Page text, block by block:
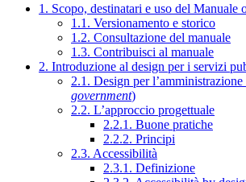
1. Scopo, destinatari e uso del Manuale
1.1. Versionamento e storico
1.2. Consultazione del manuale
1.3. Contribuisci al manuale
2. Introduzione al design per i servizi
2.1. Design per
government)
2.2. L’approccio progettuale
2.2.1. Buone pratiche
2.2.2. Principi
2.3. Accessibilità
2.3.1. Definizione